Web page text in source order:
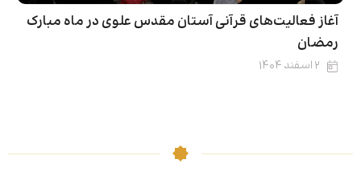
آغاز فعالیت‌های قرآنی آستان مقدس علوی در ماه مبارک
رمضان
۲ اسفند ۱۴۰۴